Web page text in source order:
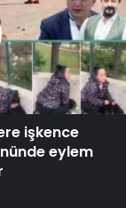
işkence
eylem